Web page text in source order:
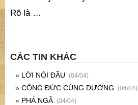
Rõ là …
CÁC TIN KHÁC
» LỜI NÓI ĐẦU (04/04)
» CÔNG ĐỨC CÚNG DƯỜNG (04/04)
» PHÁ NGÃ (04/04)